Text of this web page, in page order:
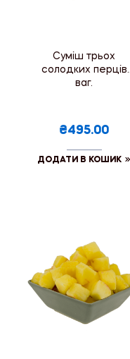
Суміш трьох
солодких перців
ваг.
₴495.00
ДОДАТИ В КОШИК